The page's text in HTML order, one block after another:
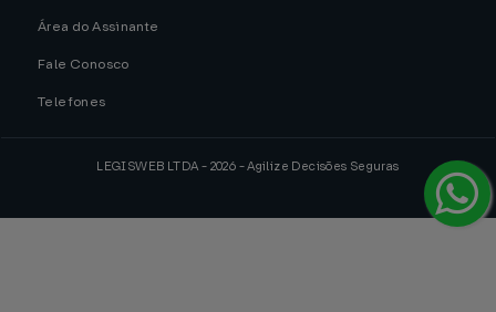
Área do Assinante
Fale Conosco
Telefones
LEGISWEB LTDA - 2026 - Agilize Decisões Seguras